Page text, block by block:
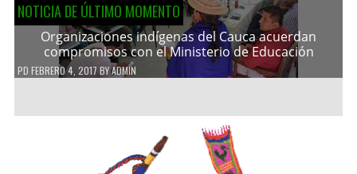
NOTICIA DE ÚLTIMO MOMENTO
Organizaciones indígenas del Cauca acuerdan
compromisos con el Ministerio de Educación
PD FEBRERO 4, 2017 BYADMIN